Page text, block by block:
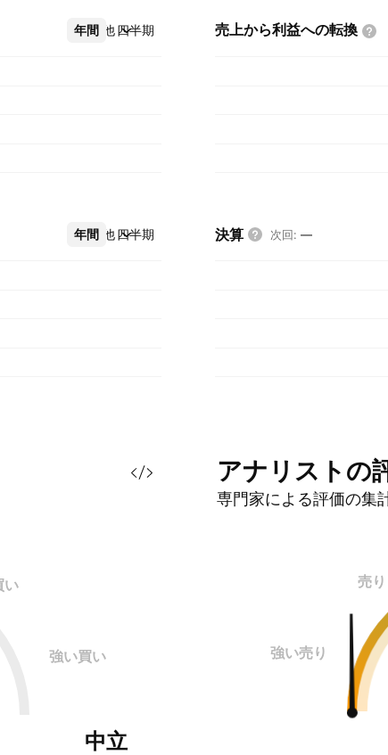
年間 四半期
その他 売上から利益への転換
年間 四半期
その他 決算 次回: —
い
強い買い
中立
アナリストの
専門家による評価の集
売り
強い売り